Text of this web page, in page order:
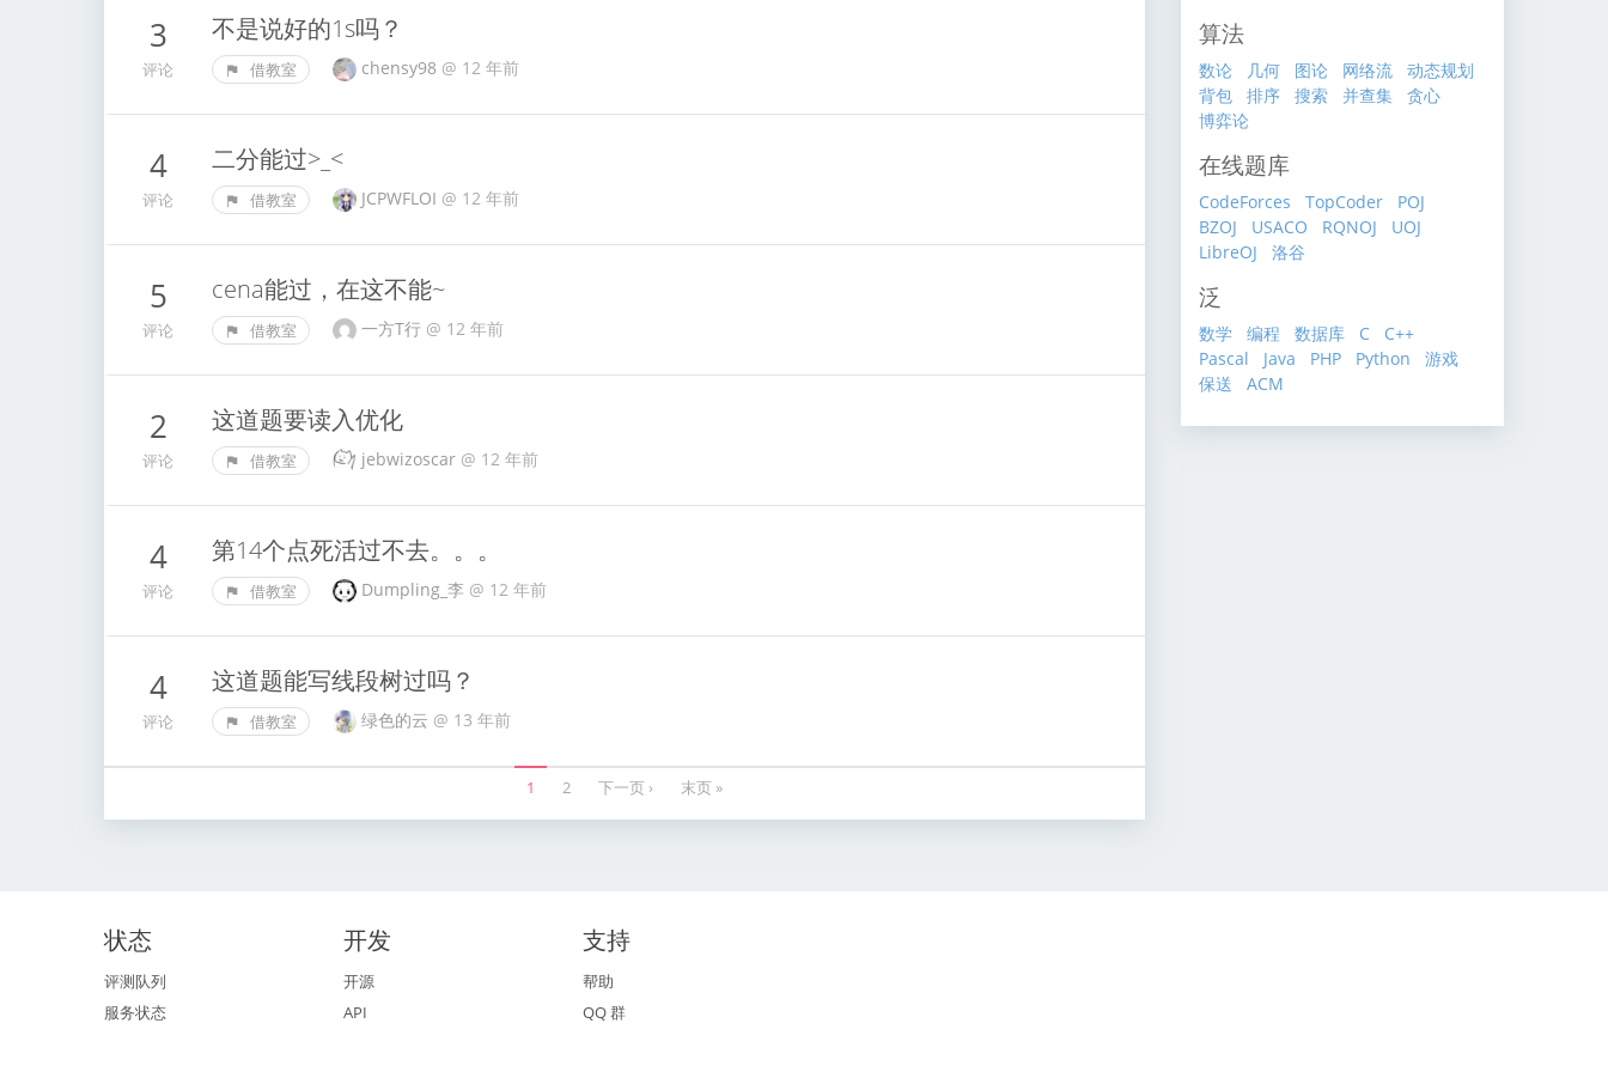
3
评论
不是说好的1s吗？
借教室 chensy98 @ 12 年前
4
评论
二分能过>_<
借教室 JCPWFLOI @ 12 年前
5
评论
cena能过，在这不能~
借教室 一方T行 @ 12 年前
2
评论
这道题要读入优化
借教室 jebwizoscar @ 12 年前
4
评论
第14个点死活过不去。。。
借教室 Dumpling_李 @ 12 年前
4
评论
这道题能写线段树过吗？
借教室 绿色的云 @ 13 年前
1 2 下一页 › 末页 »
算法
数论 几何 图论 网络流
动态规划
背包
排序 搜索 并查集
贪心
博弈论
在线题库
CodeForces TopCoder
POJ
BZOJ
USACO RQNOJ
UOJ
LibreOJ
洛谷
泛
数学 编程 数据库 C
C++
Pascal
Java PHP Python
游戏
保送
ACM
状态
评测队列
服务状态
开发
开源
API
支持
帮助
QQ 群